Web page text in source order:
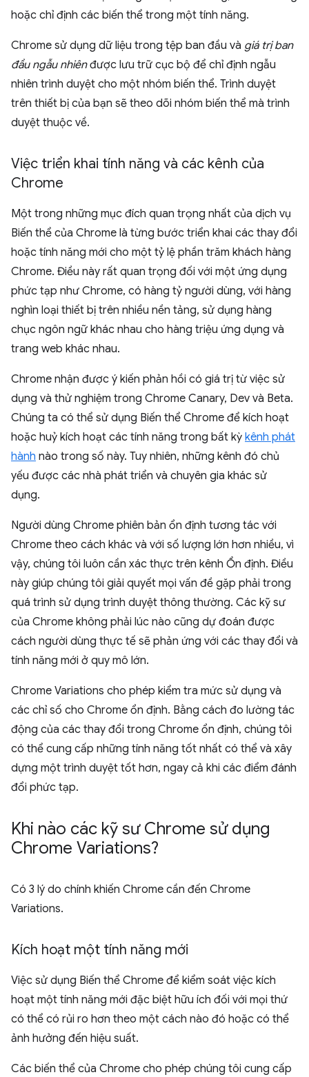
hoặc chỉ định các biến thể trong một tính năng.
Chrome sử dụng dữ liệu trong tệp ban đầu và giá trị ban
đầu ngẫu nhiênđược lưu trữ cục bộ để chỉ định ngẫu
nhiên trình duyệt cho một nhóm biến thể. Trình duyệt
trên thiết bị của bạn sẽ theo dõi nhóm biến thể mà trình
duyệt thuộc về.
Việc triển khai tính năng và các kênh của
Chrome
Một trong những mục đích quan trọng nhất của dịch vụ
Biến thể của Chrome là từng bước triển khai các thay đổi
hoặc tính năng mới cho một tỷ lệ phần trăm khách hàng
Chrome. Điều này rất quan trọng đối với một ứng dụng
phức tạp như Chrome, có hàng tỷ người dùng, với hàng
nghìn loại thiết bị trên nhiều nền tảng, sử dụng hàng
chục ngôn ngữ khác nhau cho hàng triệu ứng dụng và
trang web khác nhau.
Chrome nhận được ý kiến phản hồi có giá trị từ việc sử
dụng và thử nghiệm trong Chrome Canary, Dev và Beta.
Chúng ta có thể sử dụng Biến thể Chrome để kích hoạt
hoặc huỷ kích hoạt các tính năng trong bất kỳ kênh phát
hành nào trong số này. Tuy nhiên, những kênh đó chủ
yếu được các nhà phát triển và chuyên gia khác sử
dụng.
Người dùng Chrome phiên bản ổn định tương tác với
Chrome theo cách khác và với số lượng lớn hơn nhiều, vì
vậy, chúng tôi luôn cần xác thực trên kênh Ổn định. Điều
này giúp chúng tôi giải quyết mọi vấn đề gặp phải trong
quá trình sử dụng trình duyệt thông thường. Các kỹ sư
của Chrome không phải lúc nào cũng dự đoán được
cách người dùng thực tế sẽ phản ứng với các thay đổi và
tính năng mới ở quy mô lớn.
Chrome Variations cho phép kiểm tra mức sử dụng và
các chỉ số cho Chrome ổn định. Bằng cách đo lường tác
động của các thay đổi trong Chrome ổn định, chúng tôi
có thể cung cấp những tính năng tốt nhất có thể và xây
dựng một trình duyệt tốt hơn, ngay cả khi các điểm đánh
đổi phức tạp.
Khi nào các kỹ sư Chrome sử dụng
Chrome Variations?
Có 3 lý do chính khiến Chrome cần đến Chrome
Variations.
Kích hoạt một tính năng mới
Việc sử dụng Biến thể Chrome để kiểm soát việc kích
hoạt một tính năng mới đặc biệt hữu ích đối với mọi thứ
có thể có rủi ro hơn theo một cách nào đó hoặc có thể
ảnh hưởng đến hiệu suất.
Các biến thể của Chrome cho phép chúng tôi cung cấp